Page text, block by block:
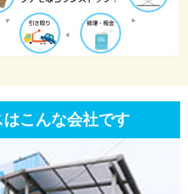
はこんな会社です